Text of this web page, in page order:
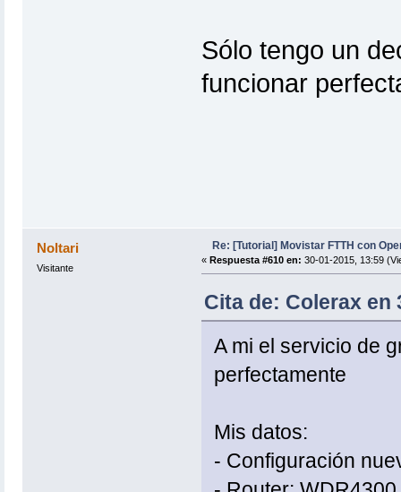
Sólo tengo un
funcionar
Noltari
Visitante
Re: [Tutorial] Movistar FTTH con
« Respuesta #610 en: 30-01-2015, 13:59
Cita de: Colerax en
A mi el servicio de
perfectamente
Mis datos:
- Configuración